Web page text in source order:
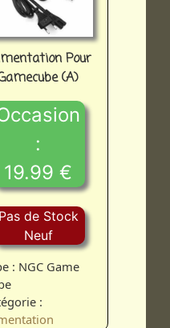
Pour
(A)
:
19.99 €
Pas de Stock
Neuf
: NGC Game
: